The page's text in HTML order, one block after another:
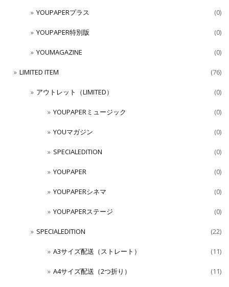
YOUPAPERプラス (0)
YOUPAPER特別版 (0)
YOUMAGAZINE (0)
LIMITED ITEM (76)
アウトレット（LIMITED） (0)
YOUPAPERミュージック (0)
YOUマガジン (0)
SPECIALEDITION (0)
YOUPAPER (0)
YOUPAPERシネマ (0)
YOUPAPERステージ (0)
SPECIALEDITION (22)
A3サイズ配送（ストレート） (11)
A4サイズ配送（2つ折り） (11)